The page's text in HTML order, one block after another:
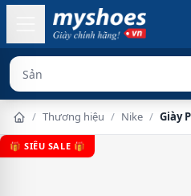
Sản phẩm chính
/ Thương hiệu / Nike / Giày
🎁 SIÊU SALE 🎁